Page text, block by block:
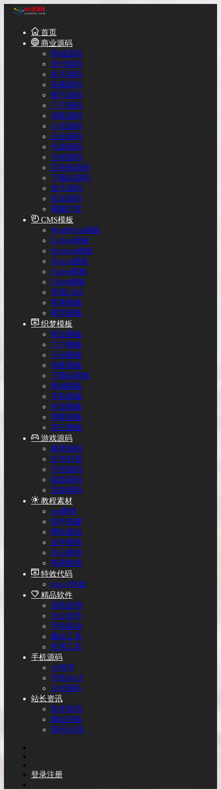
首页
商业源码
商城源码
支付源码
发卡源码
直播源码
图片源码
门户源码
淘客源码
小说源码
企业源码
代刷源码
分销源码
区块链源码
下载站源码
发卡源码
安卓源码
视频打赏
CMS模板
WordPress模板
Ecshop模板
Destoon模板
Discuz模板
Emlog模板
Zblog模板
帝国CMS
苹果模板
网页模板
织梦模板
商业模板
门户模板
小说模板
淘客模板
下载站模板
商城模板
手机模板
外贸模板
博客模板
其它模板
游戏源码
棋牌源码
红包扫雷
手游源码
端游源码
页游源码
教程素材
seo教程
软件搭建
网站建设
自学教程
办公教程
电商教程
特效代码
jquery特效
精品软件
系统应用
办公软件
手机移动
建站工具
常用工具
手机源码
小程序
手机WAP
APP源码
站长资讯
技术资讯
建站经验
盈利/运营
登录注册